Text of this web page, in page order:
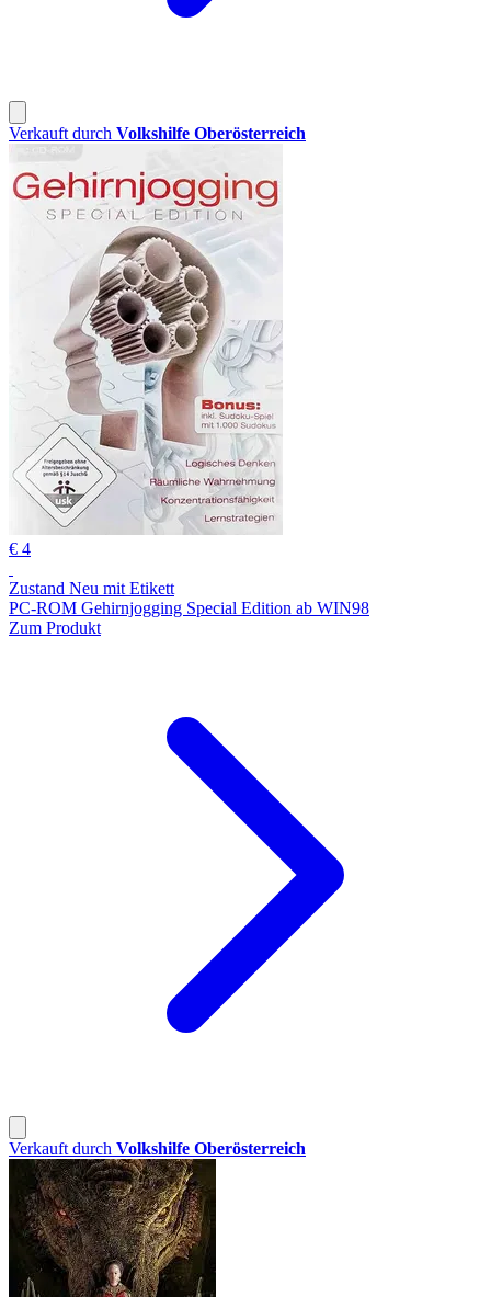
Verkauft durch Volkshilfe Oberösterreich
€ 4
Zustand Neu mit Etikett
PC-ROM Gehirnjogging Special Edition ab WIN98
Zum Produkt
Verkauft durch Volkshilfe Oberösterreich